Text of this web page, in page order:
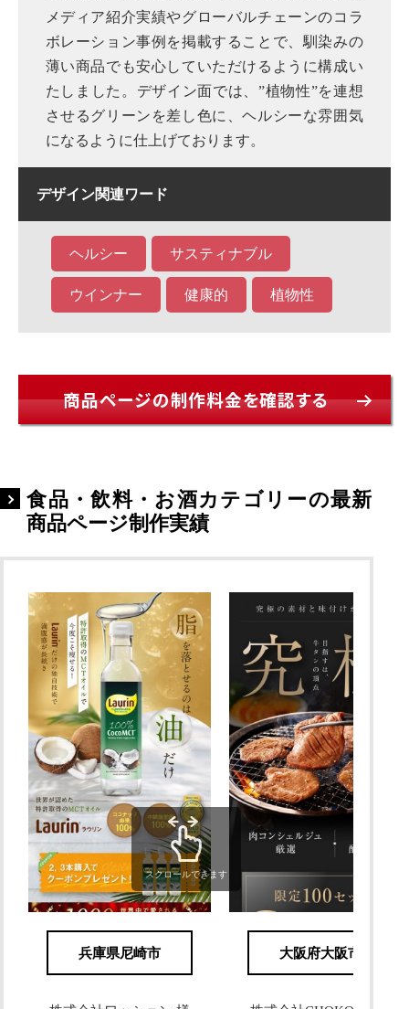
メディア紹介実績やグローバルチェーンのコラ
ボレーション事例を掲載することで、馴染みの
薄い商品でも安心していただけるように構成い
たしました。デザイン面では、”植物性”を連想
させるグリーンを差し色に、ヘルシーな雰囲気
になるように仕上げております。
デザイン関連ワード
ヘルシー サスティナブル
ウインナー 健康的 植物性
商品ページの制作料金を確認する
食品・飲料・お酒カテゴリーの最新
商品ページ制作実績
兵庫県尼崎市 大阪府大阪市
スクロールできます